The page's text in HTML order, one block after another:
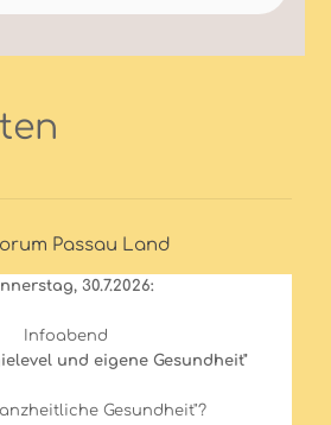
Passau Land
30.7.2026:
Infoabend
und eigene Gesundheit"
Gesundheit"?